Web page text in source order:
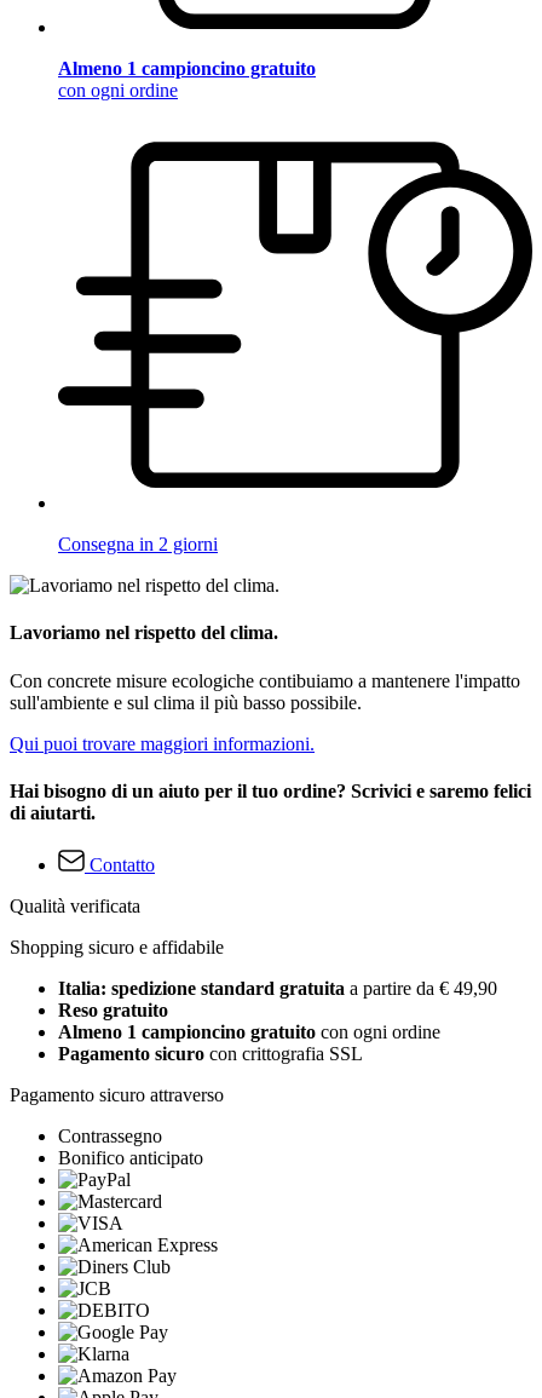
Almeno 1 campioncino gratuito
con ogni ordine
Consegna in 2 giorni
Lavoriamo nel rispetto del clima.
Con concrete misure ecologiche contibuiamo a mantenere l'impatto
sull'ambiente e sul clima il più basso possibile.
Qui puoi trovare maggiori informazioni.
Hai bisogno di un aiuto per il tuo ordine? Scrivici e saremo felici
di aiutarti.
Contatto
Qualità verificata
Shopping sicuro e affidabile
Italia: spedizione standard gratuita a partire da € 49,90
Reso gratuito
Almeno 1 campioncino gratuito con ogni ordine
Pagamento sicuro con crittografia SSL
Pagamento sicuro attraverso
Contrassegno
Bonifico anticipato